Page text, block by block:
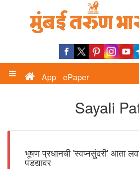
App ePaper
Sayali
भूषण प्रधानची 'स्वप्नसुंदरी' आता
पडद्यावर